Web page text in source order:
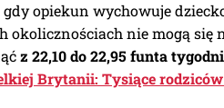
gdy opiekun wychowuje
okolicznościach nie mogą
z 22,10 do 22,95 funta
Brytanii: Tysiące